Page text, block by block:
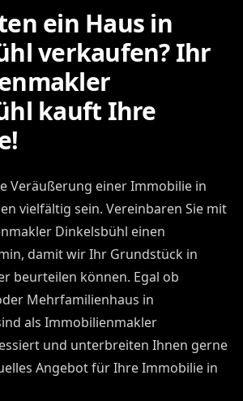
ein Haus in
verkaufen? Ihr
kauft Ihre
Veräußerung einer Immobilie in
vielfältig sein. Vereinbaren Sie mit
Dinkelsbühl einen
damit wir Ihr Grundstück in
beurteilen können. Egal ob
Mehrfamilienhaus in
als Immobilienmakler
und unterbreiten Ihnen gerne
Angebot für Ihre Immobilie in